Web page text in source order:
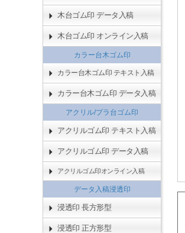
木台ゴム印 データ入稿
木台ゴム印 オンライン入稿
カラー台木ゴム印
カラー台木ゴム印 テキスト入稿
カラー台木ゴム印 データ入稿
アクリル/プラ台ゴム印
アクリルゴム印 テキスト入稿
アクリルゴム印 データ入稿
アクリルゴム印オンライン入稿
データ入稿浸透印
浸透印 長方形型
浸透印 正方形型